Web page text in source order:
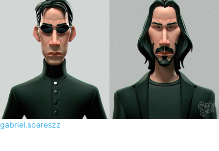
gabriel.soareszz